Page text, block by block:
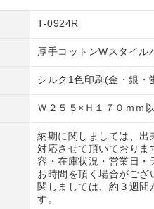
T-0924R
厚手コットンWスタイル
シルク1色印刷(金・銀・
Ｗ２５５×Ｈ１７０ｍｍ
納期に関しましては、出
対応させて頂いておりま
容・在庫状況・営業日・
お時間を頂く場合がござ
関しましては、約３週間
す。